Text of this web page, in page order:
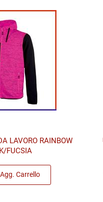
LAVORO RAINBOW
FUCSIA
Agg. Carrello